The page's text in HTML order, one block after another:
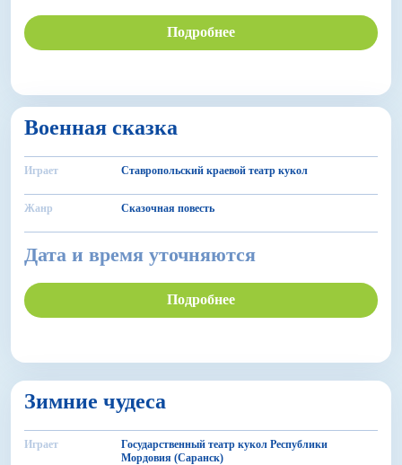
Подробнее
Военная сказка
Играет Ставропольский краевой театр кукол
Жанр Сказочная повесть
Дата и время уточняются
Подробнее
Зимние чудеса
Играет
Государственный театр кукол Республики
Мордовия (Саранск)